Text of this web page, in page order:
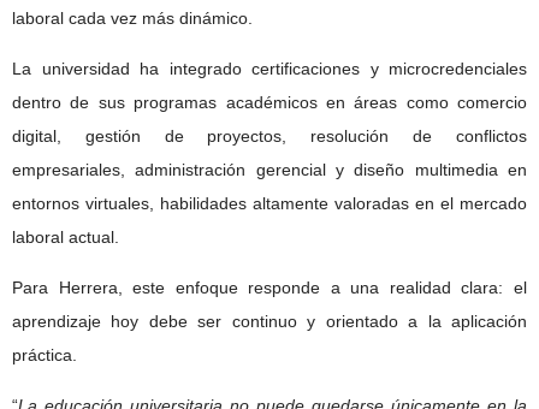
laboral cada vez más dinámico.
La universidad ha integrado certificaciones y microcredenciales
dentro de sus programas académicos en áreas como comercio
digital, gestión de proyectos, resolución de conflictos
empresariales, administración gerencial y diseño multimedia en
entornos virtuales, habilidades altamente valoradas en el mercado
laboral actual.
Para Herrera, este enfoque responde a una realidad clara: el
aprendizaje hoy debe ser continuo y orientado a la aplicación
práctica.